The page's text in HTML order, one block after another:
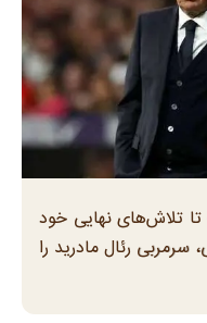
تا تلاش‌های نهایی خود
سرمربی رئال مادرید را